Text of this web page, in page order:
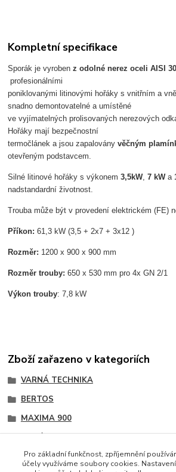
Kompletní specifikace
Sporák je vyrobenz odolné nerez oceli AISI
profesionálními
poniklovanými litinovými hořáky s vnitřním a
snadno demontovatelné a umístěné
ve vyjímatelných prolisovaných nerezových
Hořáky mají bezpečnostní
termočlánek a jsou zapaloványvěčným
otevřeným podstavcem.
Silné litinové hořáky s výkonem3,5kW,7 kWa
nadstandardní životnost.
Trouba může být v provedení elektrickém (FE)
Příkon: 61,3 kW (3,5 + 2x7 + 3x12 )
Rozměr: 1200 x 900 x 900 mm
Rozměr trouby: 650 x 530 mm pro 4x GN 2/1
Výkon trouby: 7,8 kW
Zboží zařazeno v kategoriích
VARNÁ TECHNIKA
BERTOS
MAXIMA 900
Sporáky
Pro základní funkčnost, zpříjemnění
účely využíváme soubory cookies.